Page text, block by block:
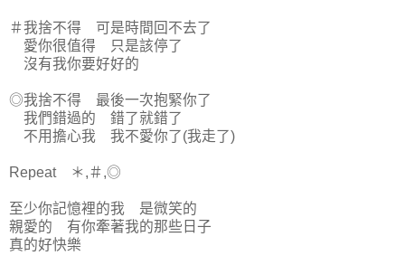
＃我捨不得 可是時間回不去了
愛你很值得 只是該停了
沒有我你要好好的
◎我捨不得 最後一次抱緊你了
我們錯過的 錯了就錯了
不用擔心我 我不愛你了(我走了)
Repeat ＊,＃,◎
至少你記憶裡的我 是微笑的
親愛的 有你牽著我的那些日子
真的好快樂